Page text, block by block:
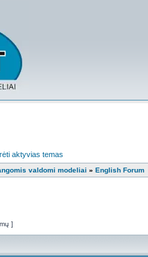
aktyvias temas
valdomi modeliai » English Forum
]